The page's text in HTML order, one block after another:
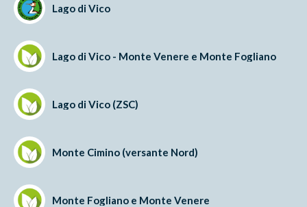
Lago di Vico
Lago di Vico - Monte Venere e Monte Fogliano
Lago di Vico (ZSC)
Monte Cimino (versante Nord)
Monte Fogliano e Monte Venere